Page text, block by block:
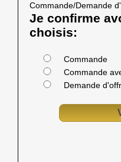
Commande/Demande
Je confirme
choisis:
Commande
Commande
Demande